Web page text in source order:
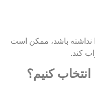
نداشته باشد، ممکن است
کند.
کنیم؟